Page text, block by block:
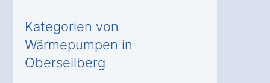
Kategorien von
Wärmepumpen in
Oberseilberg